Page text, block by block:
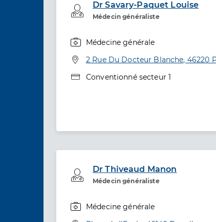
Dr Savary-Paquet Louise
Médecin généraliste
Professionel de santé
Médecine générale
Adresse
2 Rue Du Docteur Blanche, 46220
Type de convention
Conventionné secteur 1
Dr Thiveaud Manon
Médecin généraliste
Professionel de santé
Médecine générale